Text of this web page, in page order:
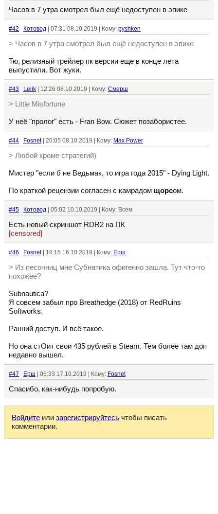
Часов в 7 утра смотрел был ещё недоступен в эпике
#42 Котовод | 07:31 08.10.2019 | Кому: pyshken
> Часов в 7 утра смотрел был ещё недоступен в эпике
Тю, релизный трейлер пк версии еще в конце лета
выпустили. Вот жуки.
#43 Lelik | 12:26 08.10.2019 | Кому: Смерш
> Little Misfortune
У неё "пролог" есть - Fran Bow. Сюжет позабористее.
#44 Fosnet| 20:05 08.10.2019 | Кому: Max Power
> Любой кроме стратегий)
Мистер "если б не Ведьмак, то игра года 2015" - Dying Light.
По краткой рецензии согласен с камрадом щорсом.
#45 Котовод | 05:02 10.10.2019 | Кому: Всем
Есть новый скриншот RDR2 на ПК
[censored]
#46 Fosnet| 18:15 16.10.2019 | Кому: Ерш
> Из песочниц мне Субнатика офигенно зашла. Тут что-то
похожее?
Subnautica?
Я совсем забыл про Breathedge (2018) от RedRuins
Softworks.
Ранний доступ. И всё такое.
Но она стОит свои 435 рублей в Steam. Тем более там доп
недавно вышел.
#47 Ерш | 05:33 17.10.2019 | Кому: Fosnet
Спасибо, как-нибудь попробую.
Войдите или зарегистрируйтесь чтобы писать
комментарии.